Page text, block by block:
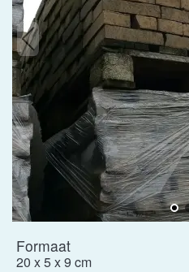
Formaat
20 x 5 x 9 cm